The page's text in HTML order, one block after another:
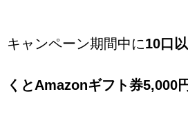
キャンペーン期間中に10口
くとAmazonギフト券5,000